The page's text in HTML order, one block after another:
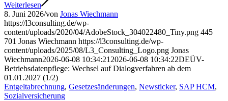
Weiterlesen
8. Juni 2026/von Jonas Wiechmann
https://l3consulting.de/wp-
content/uploads/2020/04/AdobeStock_304022480_Tiny.png 445
701 Jonas Wiechmann https://l3consulting.de/wp-
content/uploads/2025/08/L3_Consulting_Logo.png Jonas
Wiechmann2026-06-08 10:34:21 2026-06-08 10:34:22DEÜV-
Betriebsdatenpflege: Wechsel auf Dialogverfahren ab dem
01.01.2027 (1/2)
Entgeltabrechnung, Gesetzesänderungen, Newsticker, SAP HCM,
Sozialversicherung